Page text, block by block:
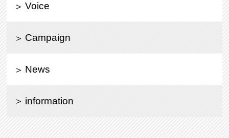
Voice
Campaign
News
information